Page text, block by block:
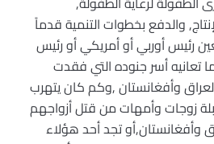
والدفع بخطوات التنمية قدماً
رئيس أوربي أو أمريكي أو رئيس
تعانيه أسر جنوده التي فقدت
وأفغانستان ,وكم كان يتهرب
زوجات وأمهات من قتل أزواجهم
وأفغانستان,أو تجد أحد هؤلاء